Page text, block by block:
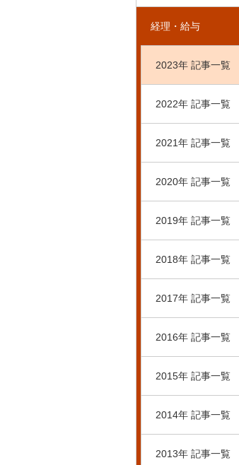
経理・給与
2023年 記事一覧
2022年 記事一覧
2021年 記事一覧
2020年 記事一覧
2019年 記事一覧
2018年 記事一覧
2017年 記事一覧
2016年 記事一覧
2015年 記事一覧
2014年 記事一覧
2013年 記事一覧